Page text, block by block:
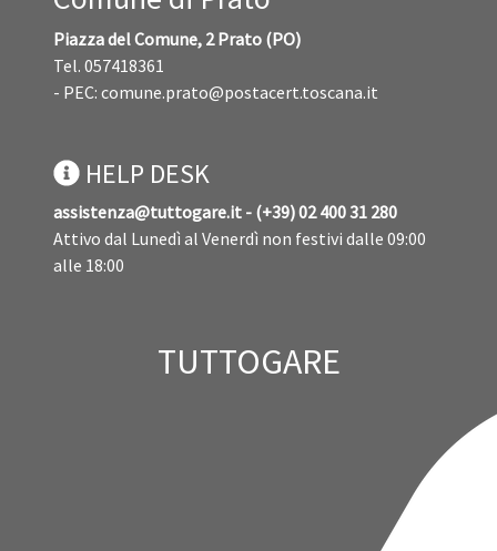
Piazza del Comune, 2 Prato (PO)
Tel. 057418361
- PEC: comune.prato@postacert.toscana.it
HELP DESK
assistenza@tuttogare.it - (+39) 02 400 31 280
Attivo dal Lunedì al Venerdì non festivi dalle 09:00
alle 18:00
TUTTOGARE